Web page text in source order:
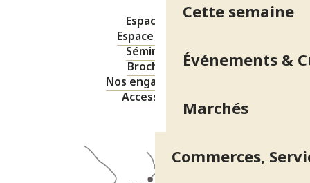
Cette semaine
Événements &
Marchés
Commerces,
Espace pro
Espace presse
Séminaires
Brochures
Nos engagements
Accessibilité